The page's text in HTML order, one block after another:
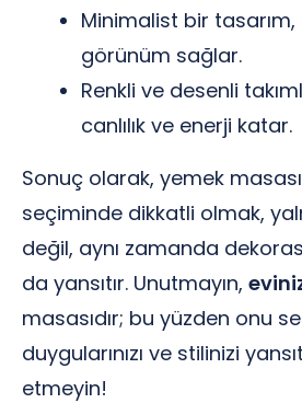
Minimalist bir tasarım,
görünüm sağlar.
Renkli ve desenli
canlılık ve enerji katar.
Sonuç olarak, yemek masası
seçiminde dikkatli olmak,
değil, aynı zamanda
da yansıtır. Unutmayın,
masasıdır; bu yüzden onu
duygularınızı ve stilinizi
etmeyin!